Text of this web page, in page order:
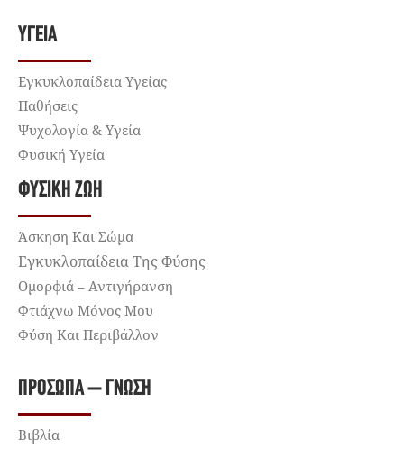
ΥΓΕΊΑ
Εγκυκλοπαίδεια Υγείας
Παθήσεις
Ψυχολογία & Υγεία
Φυσική Υγεία
ΦΥΣΙΚΉ ΖΩΉ
Άσκηση Και Σώμα
Εγκυκλοπαίδεια Της Φύσης
Ομορφιά – Αντιγήρανση
Φτιάχνω Μόνος Μου
Φύση Και Περιβάλλον
ΠΡΌΣΩΠΑ – ΓΝΏΣΗ
Βιβλία